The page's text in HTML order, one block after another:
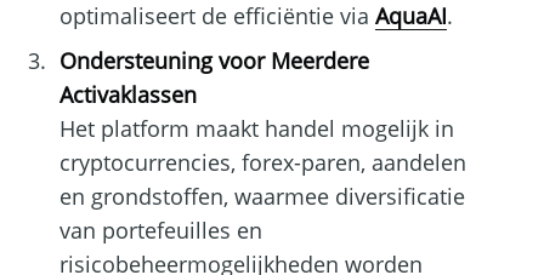
optimaliseert de efficiëntie via AquaAI.
Ondersteuning voor Meerdere
Activaklassen
Het platform maakt handel mogelijk in
cryptocurrencies, forex-paren, aandelen
en grondstoffen, waarmee diversificatie
van portefeuilles en
risicobeheermogelijkheden worden